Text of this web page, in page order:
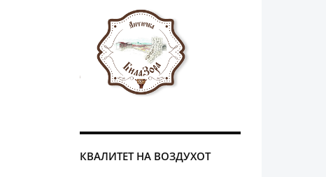
КВАЛИТЕТ НА ВОЗДУХОТ